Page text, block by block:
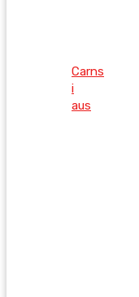
Carns
i
aus